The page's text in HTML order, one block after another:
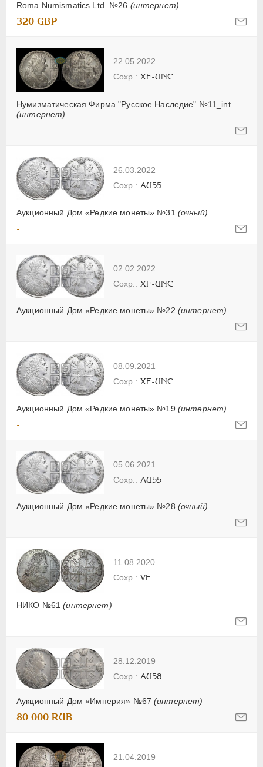
Roma Numismatics Ltd. №26 (интернет)
320 GBP
22.05.2022
Нумизматическая Фирма "Русское Наследие" №11_int
(интернет)
XF-UNC
-
26.03.2022
Аукционный Дом «Редкие монеты» №31 (очный)
AU55
-
02.02.2022
Аукционный Дом «Редкие монеты» №22 (интернет)
XF-UNC
-
08.09.2021
Аукционный Дом «Редкие монеты» №19 (интернет)
XF-UNC
-
05.06.2021
Аукционный Дом «Редкие монеты» №28 (очный)
AU55
-
11.08.2020
НИКО №61(интернет)
VF
-
28.12.2019
Аукционный Дом «Империя» №67(интернет)
AU58
80 000 RUB
21.04.2019